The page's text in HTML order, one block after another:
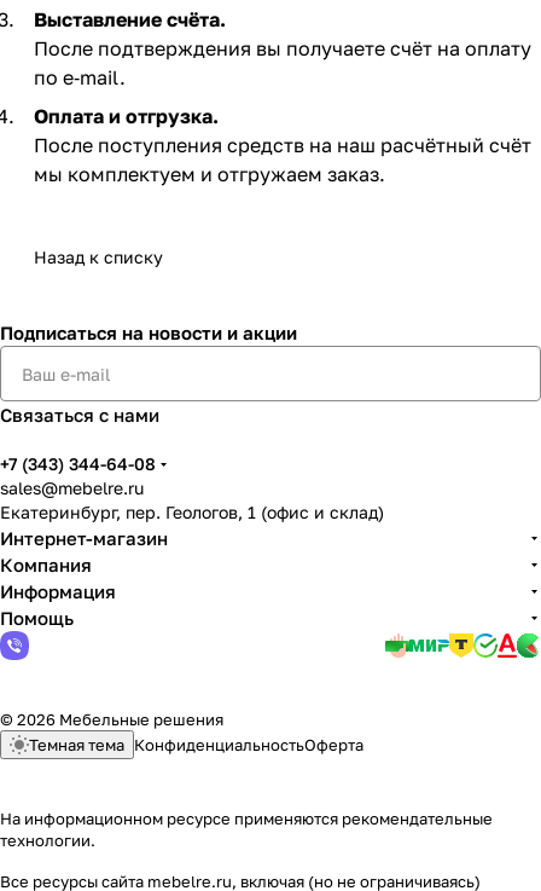
Выставление счёта.
После подтверждения вы получаете счёт на оплату
по e‑mail. ​
Оплата и отгрузка.
После поступления средств на наш расчётный счёт
мы комплектуем и отгружаем заказ.​
Назад к списку
Подписаться на новости и акции
Связаться с нами
+7 (343) 344-64-08
sales@mebelre.ru
Екатеринбург, пер. Геологов, 1 (офис и склад)
Интернет-магазин
Компания
Информация
Помощь
© 2026 Мебельные решения
Темная тема КонфиденциальностьОферта
На информационном ресурсе применяются рекомендательные
технологии.
Все ресурсы сайта mebelre.ru, включая (но не ограничиваясь)